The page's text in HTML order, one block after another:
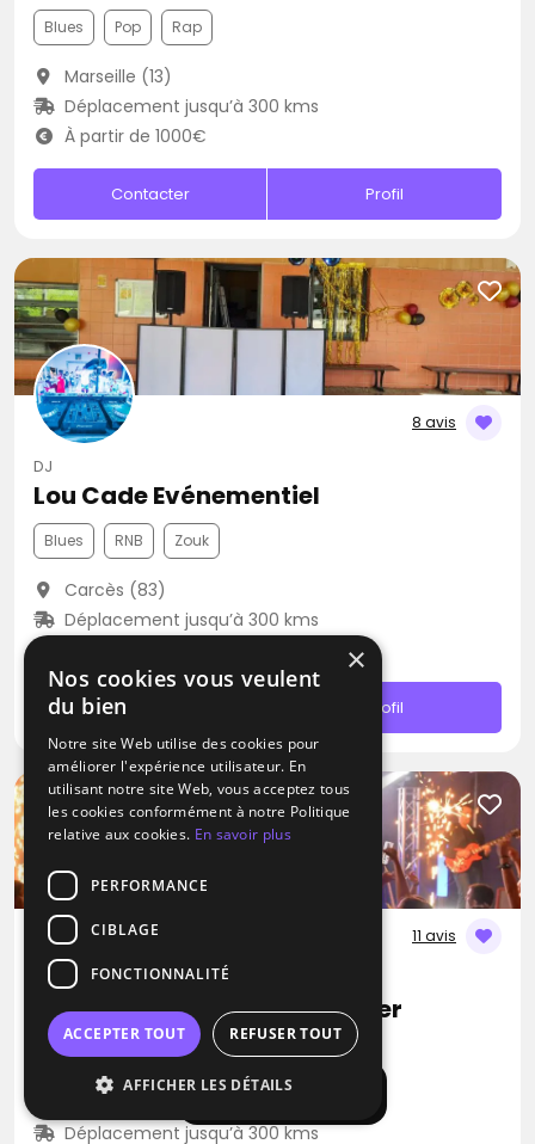
Afficher la carte
Blues Pop Rap
Marseille (13)
Déplacement jusqu’à 300 kms
À partir de 1000€
Contacter Profil
8 avis
DJ
Lou Cade Evénementiel
Blues RNB Zouk
Carcès (83)
Déplacement jusqu’à 300 kms
Contacter Profil
11 avis
DJ / Groupe de musique
Jean-Charles Sound Designer
Bossa Nova Indie Groove
Déplacement jusqu’à 300 kms
×
Nos cookies vous veulent
du bien
Notre site Web utilise des cookies pour
améliorer l'expérience utilisateur. En
utilisant notre site Web, vous acceptez tous
les cookies conformément à notre Politique
relative aux cookies. En savoir plus
PERFORMANCE
CIBLAGE
FONCTIONNALITÉ
ACCEPTER TOUT REFUSER TOUT
AFFICHER LES DÉTAILS